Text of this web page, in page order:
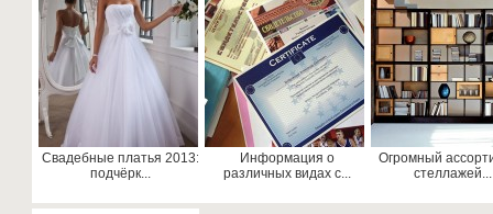
Свадебные платья 2013:
подчёрк...
Информация о
различных видах с...
Огромный
стеллажей...